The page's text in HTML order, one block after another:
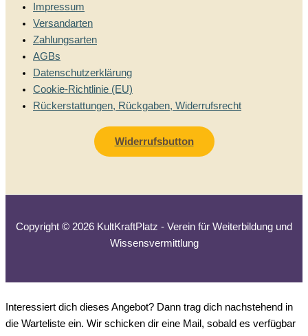
Impressum
Versandarten
Zahlungsarten
AGBs
Datenschutzerklärung
Cookie-Richtlinie (EU)
Rückerstattungen, Rückgaben, Widerrufsrecht
Widerrufsbutton
Copyright © 2026 KultKraftPlatz - Verein für Weiterbildung und
Wissensvermittlung
Interessiert dich dieses Angebot? Dann trag dich nachstehend in
die Warteliste ein. Wir schicken dir eine Mail, sobald es verfügbar